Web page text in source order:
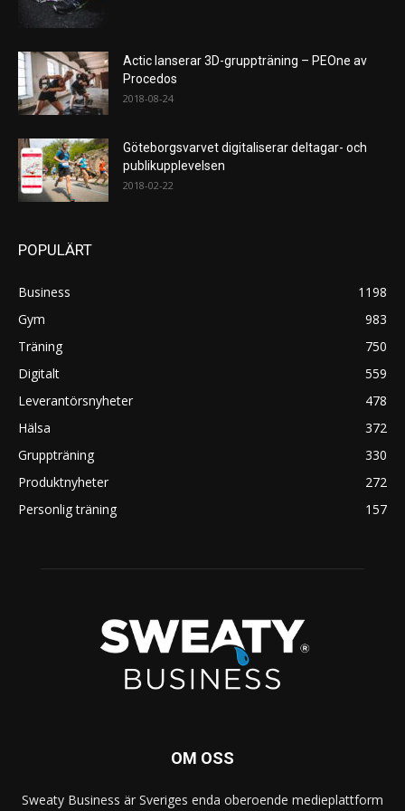
Actic lanserar 3D-gruppträning – PEOne av
Procedos
2018-08-24
Göteborgsvarvet digitaliserar deltagar- och
publikupplevelsen
2018-02-22
POPULÄRT
Business
1198
Gym
983
Träning
750
Digitalt
559
Leverantörsnyheter
478
Hälsa
372
Gruppträning
330
Produktnyheter
272
Personlig träning
157
OM OSS
Sweaty Business är Sveriges enda oberoende medieplattform